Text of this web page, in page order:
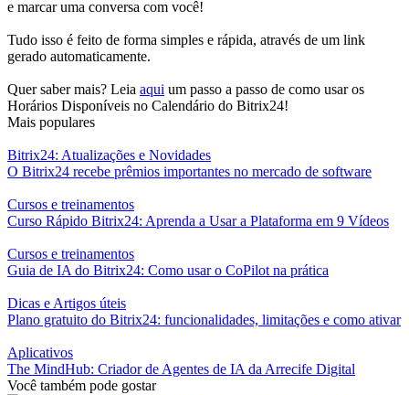
e marcar uma conversa com você!
Tudo isso é feito de forma simples e rápida, através de um link
gerado automaticamente.
Quer saber mais? Leia aqui um passo a passo de como usar os
Horários Disponíveis no Calendário do Bitrix24!
Mais populares
Bitrix24: Atualizações e Novidades
O Bitrix24 recebe prêmios importantes no mercado de software
Cursos e treinamentos
Curso Rápido Bitrix24: Aprenda a Usar a Plataforma em 9 Vídeos
Cursos e treinamentos
Guia de IA do Bitrix24: Como usar o CoPilot na prática
Dicas e Artigos úteis
Plano gratuito do Bitrix24: funcionalidades, limitações e como ativar
Aplicativos
The MindHub: Criador de Agentes de IA da Arrecife Digital
Você também pode gostar